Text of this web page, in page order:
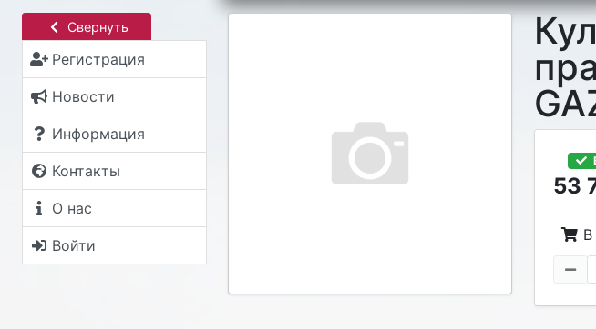
Свернуть
Регистрация
Новости
Информация
Контакты
О нас
Войти
53
В